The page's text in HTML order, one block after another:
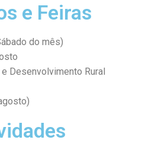
e Feiras
do mês)
Desenvolvimento Rural